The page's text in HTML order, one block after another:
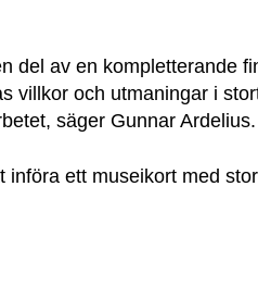
del av en kompletterande
villkor och utmaningar i
säger Gunnar Ardelius.
ett museikort med